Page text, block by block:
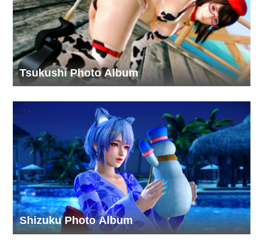
Tsukushi Photo Album
Shizuku Photo Album